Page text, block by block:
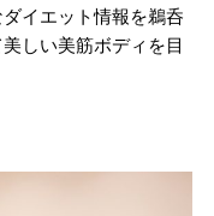
イエット情報を鵜呑
しい美筋ボディを目